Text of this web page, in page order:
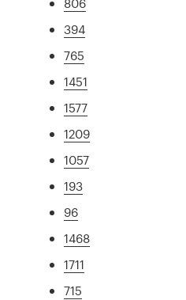
394
765
1451
1577
1209
1057
193
96
1468
1711
715